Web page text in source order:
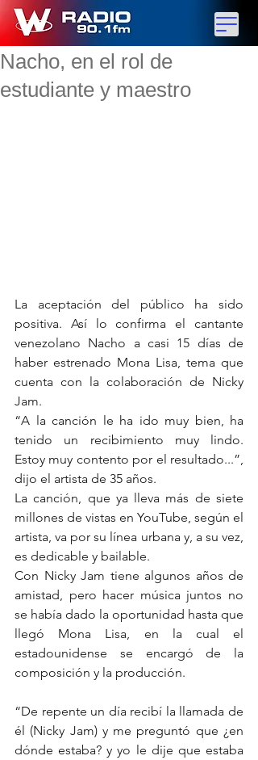
Nacho, en el rol de
estudiante y maestro
La aceptación del público ha sido
positiva. Así lo confirma el cantante
venezolano Nacho a casi 15 días de
haber estrenado Mona Lisa, tema que
cuenta con la colaboración de Nicky
Jam.
“A la canción le ha ido muy bien, ha
tenido un recibimiento muy lindo.
Estoy muy contento por el resultado...”,
dijo el artista de 35 años.
La canción, que ya lleva más de siete
millones de vistas en YouTube, según el
artista, va por su línea urbana y, a su vez,
es dedicable y bailable.
Con Nicky Jam tiene algunos años de
amistad, pero hacer música juntos no
se había dado la oportunidad hasta que
llegó Mona Lisa, en la cual el
estadounidense se encargó de la
composición y la producción.
“De repente un día recibí la llamada de
él (Nicky Jam) y me preguntó que ¿en
dónde estaba? y yo le dije que estaba